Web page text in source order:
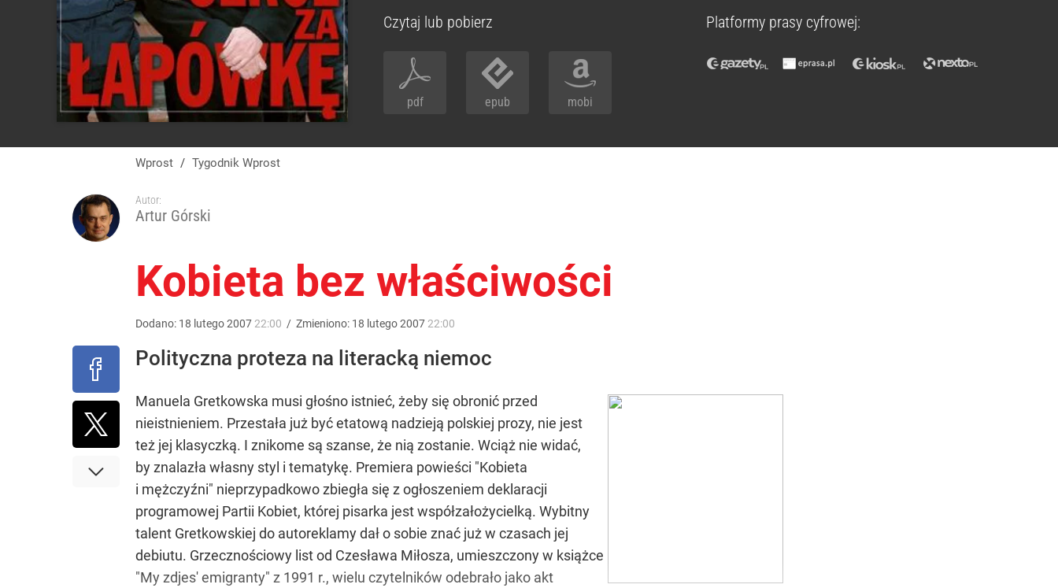
Czytaj lub pobierz
pdf epub mobi
Platformy prasy cyfrowej:
Wprost / Tygodnik Wprost
Autor:
Artur Górski
Kobieta bez właściwości
Dodano: 18 lutego2007 22:00 / Zmieniono: 18 lutego2007 22:00
Polityczna proteza na literacką niemoc
Manuela Gretkowska musi głośno istnieć, żeby się obronić przed
nieistnieniem. Przestała już być etatową nadzieją polskiej prozy, nie jest
też jej klasyczką. I znikome są szanse, że nią zostanie. Wciąż nie widać,
by znalazła własny styl i tematykę. Premiera powieści "Kobieta
i mężczyźni" nieprzypadkowo zbiegła się z ogłoszeniem deklaracji
programowej Partii Kobiet, której pisarka jest współzałożycielką. Wybitny
talent Gretkowskiej do autoreklamy dał o sobie znać już w czasach jej
debiutu. Grzecznościowy list od Czesława Miłosza, umieszczony w książce
"My zdjes' emigranty" z 1991 r., wielu czytelników odebrało jako akt